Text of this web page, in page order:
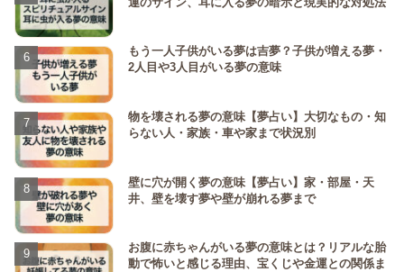
もう一人子供がいる夢は吉夢？子供が増える夢・
2人目や3人目がいる夢の意味
物を壊される夢の意味【夢占い】大切なもの・知
らない人・家族・車や家まで状況別
壁に穴が開く夢の意味【夢占い】家・部屋・天
井、壁を壊す夢や壁が崩れる夢まで
お腹に赤ちゃんがいる夢の意味とは？リアルな胎
動で怖いと感じる理由、宝くじや金運との関係ま